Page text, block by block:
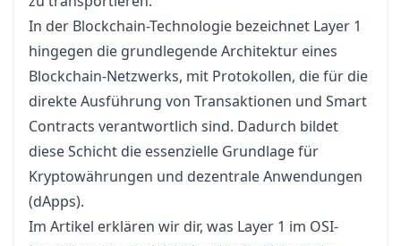
In der Blockchain-Technologie bezeichnet Layer 1
hingegen die grundlegende Architektur eines
Blockchain-Netzwerks, mit Protokollen, die für die
direkte Ausführung von Transaktionen und Smart
Contracts verantwortlich sind. Dadurch bildet
diese Schicht die essenzielle Grundlage für
Kryptowährungen und dezentrale Anwendungen
(dApps).
Im Artikel erklären wir dir, was Layer 1 im OSI-